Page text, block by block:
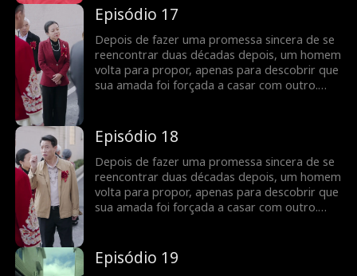
jornada para lutar por seu amor. Será que o
verdadeiro amor pode prevalecer e a justiça
ser feita, permitindo que finalmente fiquem
juntos?
Episódio 17
Depois de fazer uma promessa sincera de se
reencontrar duas décadas depois, um homem
volta para propor, apenas para descobrir que
sua amada foi forçada a casar com outro.
jornada para lutar por seu amor. Será que o
verdadeiro amor pode prevalecer e a justiça
ser feita, permitindo que finalmente fiquem
juntos?
Episódio 18
Depois de fazer uma promessa sincera de se
reencontrar duas décadas depois, um homem
volta para propor, apenas para descobrir que
sua amada foi forçada a casar com outro.
jornada para lutar por seu amor. Será que o
verdadeiro amor pode prevalecer e a justiça
Episódio 19